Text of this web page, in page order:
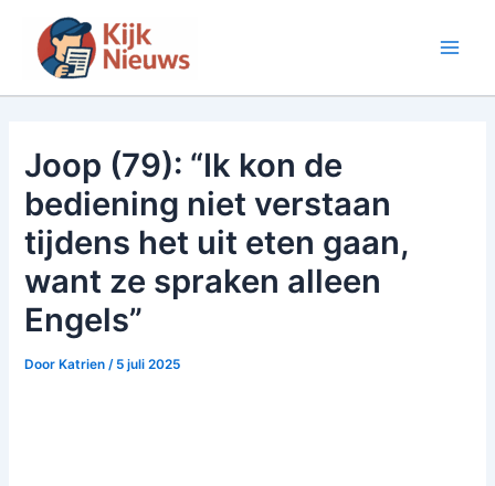
inhoud
Joop (79): “Ik kon de
bediening niet verstaan
tijdens het uit eten gaan,
want ze spraken alleen
Engels”
Door Katrien/ 5 juli 2025